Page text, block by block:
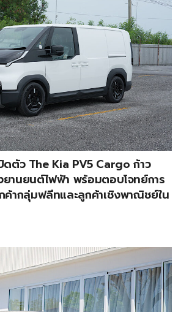
ดตัว The Kia PV5 Cargo ก้าว
านยนต์ไฟฟ้า พร้อมตอบโจทย์การ
ค้ากลุ่มฟลีทและลูกค้าเชิงพาณิชย์ใน